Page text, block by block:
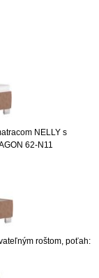
NELLY s
62-N11
roštom, poťah: